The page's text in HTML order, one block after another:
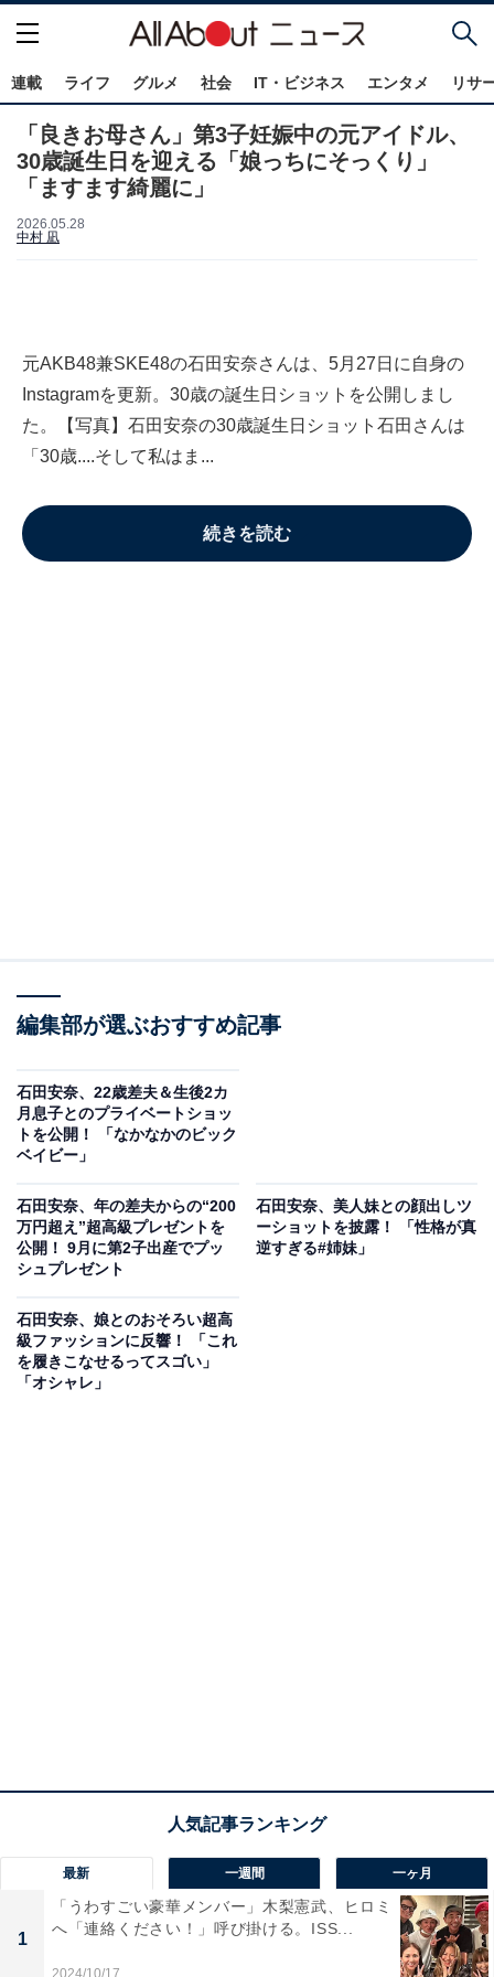
連載 ライフ グルメ 社会 IT・ビジネス エンタメ リサ
「良きお母さん」第3子妊娠中の元アイドル、
30歳誕生日を迎える「娘っちにそっくり」
「ますます綺麗に」
2026.05.28
中村 凪
元AKB48兼SKE48の石田安奈さんは、5月27日に自身の
Instagramを更新。30歳の誕生日ショットを公開しまし
た。【写真】石田安奈の30歳誕生日ショット石田さんは
「30歳....そして私はま...
続きを読む
編集部が選ぶおすすめ記事
石田安奈、22歳差夫＆生後2カ
月息子とのプライベートショッ
トを公開！ 「なかなかのビック
ベイビー」
石田安奈、年の差夫からの“200
万円超え”超高級プレゼントを
公開！ 9月に第2子出産でプッ
シュプレゼント
石田安奈、美人妹との顔出しツ
ーショットを披露！ 「性格が真
逆すぎる#姉妹」
石田安奈、娘とのおそろい超高
級ファッションに反響！ 「これ
を履きこなせるってスゴい」
「オシャレ」
最新 一週間 一ヶ月
1
「うわすごい豪華メンバー」木梨憲武、ヒロミ
へ「連絡ください！」呼び掛ける。ISS...